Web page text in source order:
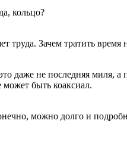
кольцо?
труда. Зачем тратить
не последняя миля, а
быть коаксиал.
можно долго и